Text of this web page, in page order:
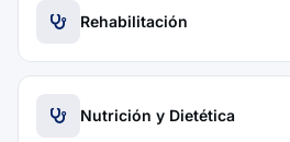
Rehabilitación
Nutrición y Dietética